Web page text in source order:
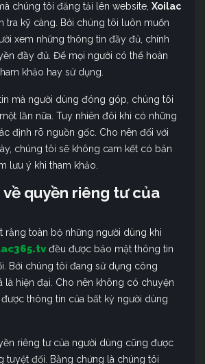
chúng tôi đăng tải lên website, Xoilac
tra kỹ càng. Bởi chúng tôi luôn muốn
xem những thông tin đầy đủ, chính
đầy đủ. Để mọi người có thể hoàn
khảo hay sử dụng.
mà người dùng đóng góp, chúng tôi
lần nữa. Tuy nhiên đôi khi có những
định rõ nguồn gốc. Cho nên đối với
chúng tôi sẽ không cam kết có bản
lưu ý khi tham khảo.
về quyền riêng tư của
rằng toàn bộ những người dùng khi
đều được bảo mật thông tin
Bởi chúng tôi đang sử dụng công
là hiện đại. Cho nên không có chuyện
thông tin của bất kỳ người dùng
riêng tư của người dùng cũng được
tuyệt đối. Bằng chứng là chúng tôi